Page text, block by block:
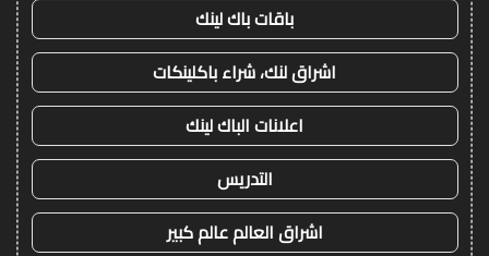
باقات باك لينك
اشراق لنك، شراء باكلينكات
اعلانات الباك لينك
التدريس
اشراق العالم عالم كبير